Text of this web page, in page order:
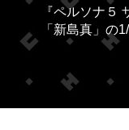
『ペルソナ５
「新島真」の